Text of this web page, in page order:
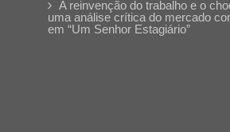
A reinvenção do trabalho e o
uma análise crítica do mercado
em “Um Senhor Estagiário”